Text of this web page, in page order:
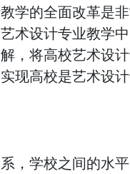
学的全面改革是
术设计专业教学
，将高校艺术设
现高校是艺术设
，学校之间的水